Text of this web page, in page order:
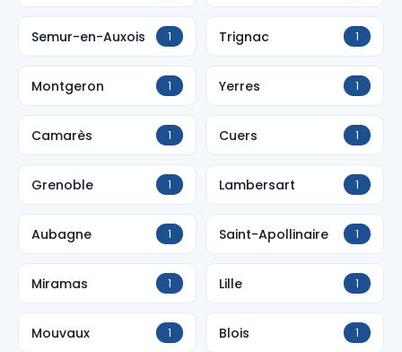
Semur-en-Auxois 1 Trignac 1
Montgeron 1 Yerres 1
Camarès 1 Cuers 1
Grenoble 1 Lambersart 1
Aubagne 1 Saint-Apollinaire 1
Miramas 1 Lille 1
Mouvaux 1 Blois 1